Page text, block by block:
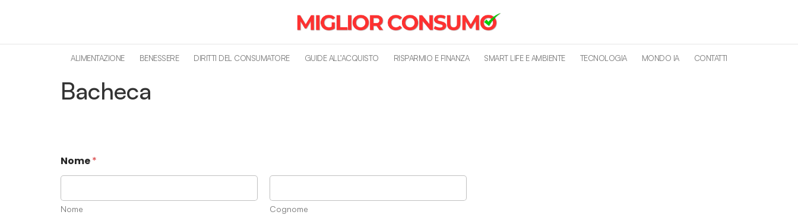
ALIMENTAZIONE BENESSERE DIRITTI DEL CONSUMATORE GUIDE ALL’ACQUISTO RISPARMIO E FINANZA SMART LIFE E AMBIENTE TECNOLOGIA MONDO IA CONTATTI
Bacheca
Nome*
Nome Cognome